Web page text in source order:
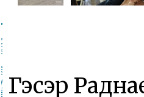
Гэсэр